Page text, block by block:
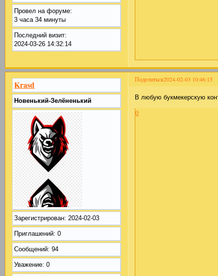
Провел на форуме:
3 часа 34 минуты
Последний визит:
2024-03-26 14:32:14
Поделиться2024-02-03 10:46:15
Krasd
Новенький-Зелёненький
Зарегистрирован: 2024-02-03
Приглашений: 0
Сообщений: 94
Уважение: 0
В любую букмекерскую
0